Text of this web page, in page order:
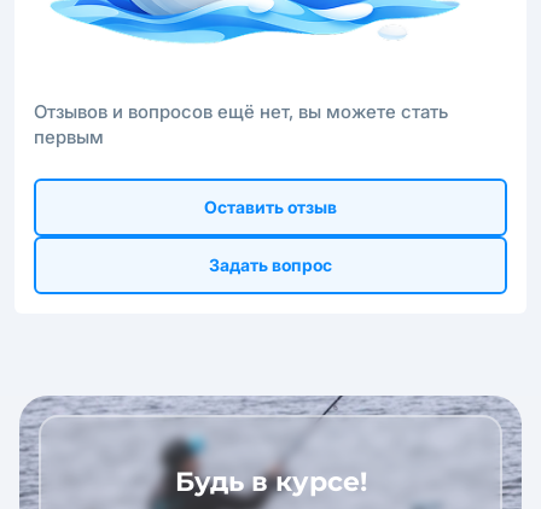
Отзывов и вопросов ещё нет, вы можете стать
первым
Оставить отзыв
Задать вопрос
Будь в курсе!